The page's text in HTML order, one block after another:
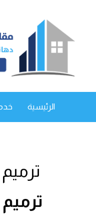
الرئيسية